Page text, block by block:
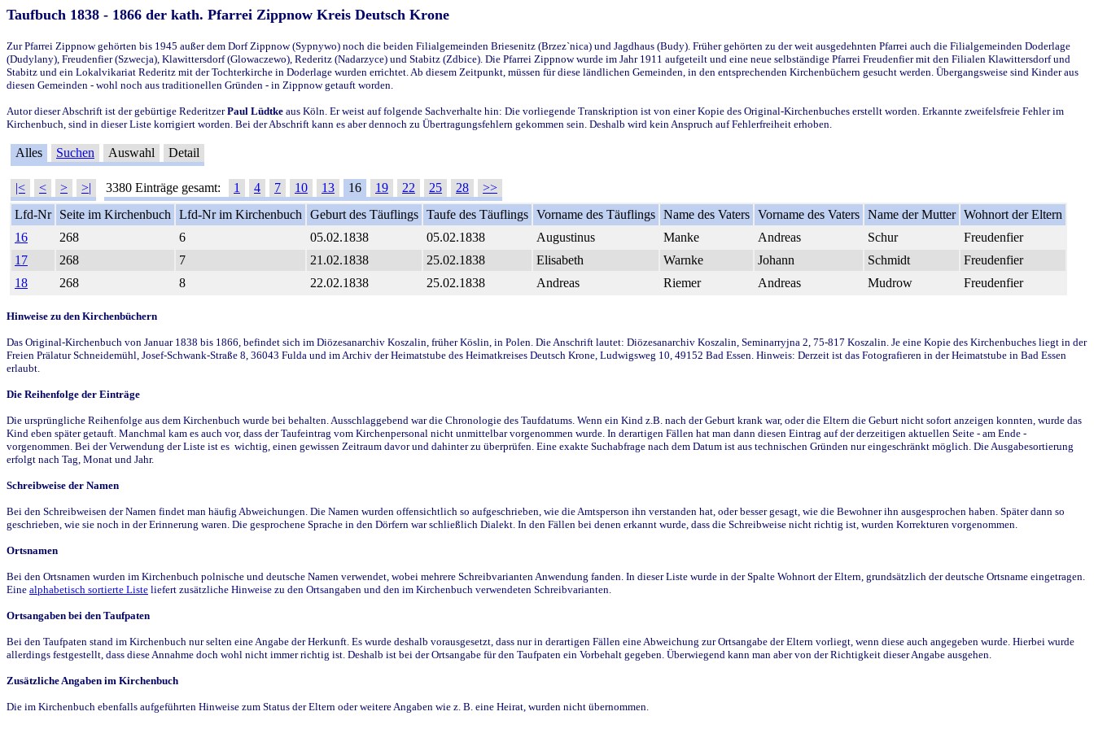
Taufbuch 1838 - 1866 der kath. Pfarrei Zippnow Kreis Deutsch Krone
Zur Pfarrei Zippnow gehörten bis 1945 außer dem Dorf Zippnow (Sypnywo) noch die beiden Filialgemeinden Briesenitz (Brzez`nica) und Jagdhaus (Budy). Früher gehörten zu der weit ausgedehnten Pfarrei auch die Filialgemeinden Doderlage
(Dudylany), Freudenfier (Szwecja), Klawittersdorf (Glowaczewo), Rederitz (Nadarzyce) und Stabitz (Zdbice). Die Pfarrei Zippnow wurde im Jahr 1911 aufgeteilt und eine neue selbständige Pfarrei Freudenfier mit den Filialen Klawittersdorf und
Stabitz und ein Lokalvikariat Rederitz mit der Tochterkirche in Doderlage wurden errichtet. Ab diesem Zeitpunkt, müssen für diese ländlichen Gemeinden, in den entsprechenden Kirchenbüchern gesucht werden. Übergangsweise sind Kinder aus
diesen Gemeinden - wohl noch aus traditionellen Gründen - in Zippnow getauft worden.
Autor dieser Abschrift ist der gebürtige RederitzerPaul Lüdtke aus Köln. Er weist auf folgende Sachverhalte hin: Die vorliegende Transkription ist von einer Kopie des Original-Kirchenbuches erstellt worden. Erkannte zweifelsfreie Fehler im
Kirchenbuch, sind in dieser Liste korrigiert worden. Bei der Abschrift kann es aber dennoch zu Übertragungsfehlern gekommen sein. Deshalb wird kein Anspruch auf Fehlerfreiheit erhoben.
Alles Suchen Auswahl Detail
|< < > >| 3380 Einträge gesamt: 1 4 7 10 13 16 19 22 25 28
>>
Lfd-Nr
Seite im Kirchenbuch Lfd-Nr im Kirchenbuch Geburt des Täuflings Taufe des Täuflings Vorname des Täuflings Name des Vaters Vorname des Vaters Name der Mutter Wohnort der Eltern
16
268 6 05.02.1838 05.02.1838 Augustinus Manke Andreas Schur
Freudenfier
17
268 7 21.02.1838 25.02.1838 Elisabeth Warnke Johann Schmidt
Freudenfier
18
268 8 22.02.1838 25.02.1838 Andreas Riemer Andreas Mudrow Freudenfier
Hinweise zu den Kirchenbüchern
Das Original-Kirchenbuch von Januar 1838 bis 1866, befindet sich im Diözesanarchiv Koszalin, früher Köslin, in Polen. Die Anschrift lautet: Diözesanarchiv Koszalin, Seminarryjna 2, 75-817 Koszalin. Je eine Kopie des Kirchenbuches liegt in der
Freien Prälatur Schneidemühl, Josef-Schwank-Straße 8, 36043 Fulda und im Archiv der Heimatstube des Heimatkreises Deutsch Krone, Ludwigsweg 10, 49152 Bad Essen. Hinweis: Derzeit ist das Fotografieren in der Heimatstube in Bad Essen
erlaubt.
Die Reihenfolge der Einträge
Die ursprüngliche Reihenfolge aus dem Kirchenbuch wurde bei behalten. Ausschlaggebend war die Chronologie des Taufdatums. Wenn ein Kind z.B. nach der Geburt krank war, oder die Eltern die Geburt nicht sofort anzeigen konnten, wurde das
Kind eben später getauft. Manchmal kam es auch vor, dass der Taufeintrag vom Kirchenpersonal nicht unmittelbar vorgenommen wurde. In derartigen Fällen hat man dann diesen Eintrag auf der derzeitigen aktuellen Seite - am Ende -
vorgenommen. Bei der Verwendung der Liste ist es wichtig, einen gewissen Zeitraum davor und dahinter zu überprüfen. Eine exakte Suchabfrage nach dem Datum ist aus technischen Gründen nur eingeschränkt möglich. Die Ausgabesortierung
erfolgt nach Tag, Monat und Jahr.
Schreibweise der Namen
Bei den Schreibweisen der Namen findet man häufig Abweichungen. Die Namen wurden offensichtlich so aufgeschrieben, wie die Amtsperson ihn verstanden hat, oder besser gesagt, wie die Bewohner ihn ausgesprochen haben. Später dann so
geschrieben, wie sie noch in der Erinnerung waren. Die gesprochene Sprache in den Dörfern war schließlich Dialekt. In den Fällen bei denen erkannt wurde, dass die Schreibweise nicht richtig ist, wurden Korrekturen vorgenommen.
Ortsnamen
Bei den Ortsnamen wurden im Kirchenbuch polnische und deutsche Namen verwendet, wobei mehrere Schreibvarianten Anwendung fanden. In dieser Liste wurde in der Spalte Wohnort der Eltern, grundsätzlich der deutsche Ortsname eingetragen.
Eine alphabetisch sortierte Liste liefert zusätzliche Hinweise zu den Ortsangaben und den im Kirchenbuch verwendeten Schreibvarianten.
Ortsangaben bei den Taufpaten
Bei den Taufpaten stand im Kirchenbuch nur selten eine Angabe der Herkunft. Es wurde deshalb vorausgesetzt, dass nur in derartigen Fällen eine Abweichung zur Ortsangabe der Eltern vorliegt, wenn diese auch angegeben wurde. Hierbei wurde
allerdings festgestellt, dass diese Annahme doch wohl nicht immer richtig ist. Deshalb ist bei der Ortsangabe für den Taufpaten ein Vorbehalt gegeben. Überwiegend kann man aber von der Richtigkeit dieser Angabe ausgehen.
Zusätzliche Angaben im Kirchenbuch
Die im Kirchenbuch ebenfalls aufgeführten Hinweise zum Status der Eltern oder weitere Angaben wie z. B. eine Heirat, wurden nicht übernommen.